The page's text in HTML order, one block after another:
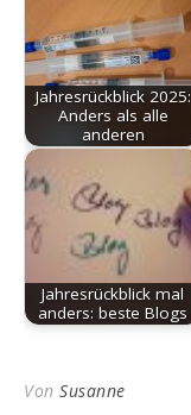
Jahresrückblick 2025:
Anders als alle
anderen
Jahresrückblick mal
anders: beste Blogs
Von Susanne